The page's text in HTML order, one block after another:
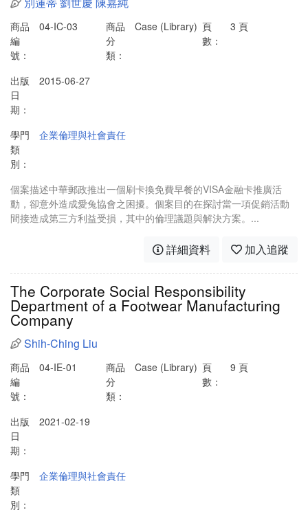
商品
編
號：
04-IC-03
商品
分
類：
Case (Library) 頁
數：
3 頁
出版
日
期：
2015-06-27
學門
類
別：
企業倫理與社會責任
個案描述中華郵政推出一個刷卡換免費早餐的VISA金融卡推廣活
動，卻意外造成愛兔協會之困擾。個案目的在探討當一項促銷活動
間接造成第三方利益受損，其中的倫理議題與解決方案。...
詳細資料 加入追蹤
The Corporate Social Responsibility
Department of a Footwear Manufacturing
Company
Shih-Ching Liu
商品
編
號：
04-IE-01
商品
分
類：
Case (Library) 頁
數：
9 頁
出版
日
期：
2021-02-19
學門
類
別：
企業倫理與社會責任